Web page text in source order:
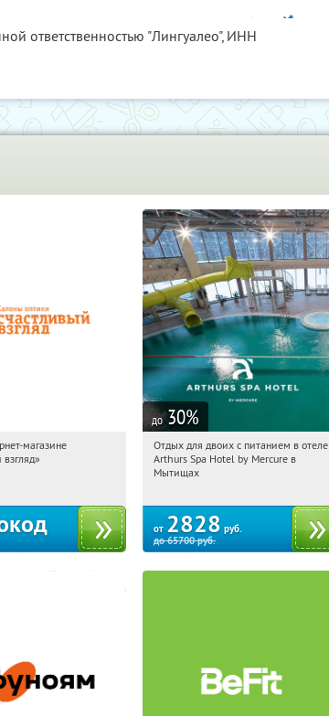
ответственностью "Лингуалео", ИНН
Получи первым!
магазине
до 30%
13:38:21
Купи первым!
Московская обл., г. Мытищи, д.
Отдых для двоих с питанием в отеле
Arthurs Spa Hotel by Mercure в
Мытищах
от 2828 руб.
до65700руб.